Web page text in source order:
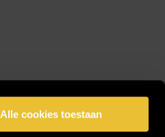
Alle cookies toestaan